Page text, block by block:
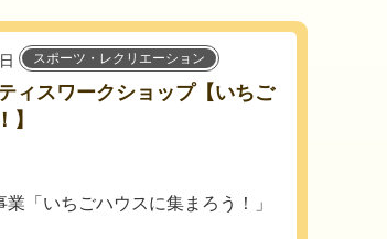
スポーツ・レクリエーション
ィスワークショップ【いちご
】
「いちごハウスに集まろう！」